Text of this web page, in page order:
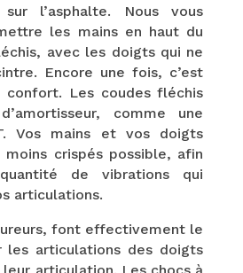
l’asphalte. Nous vous
les mains en haut du
avec les doigts qui ne
Encore une fois, c’est
confort. Les coudes fléchis
comme une
Vos mains et vos doigts
crispés possible, afin
de vibrations qui
articulations.
font effectivement le
les articulations des doigts